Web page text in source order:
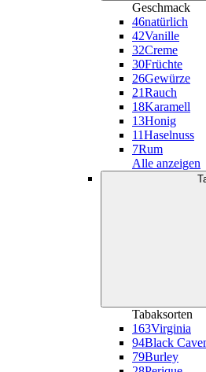
Geschmack
46natürlich
42Vanille
32Creme
30Früchte
26Gewürze
21Rauch
18Karamell
13Honig
11Haselnuss
7Rum
Alle anzeigen
Tabaksorten
163Virginia
94Black
79Burley